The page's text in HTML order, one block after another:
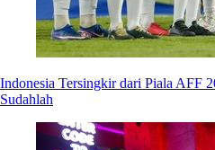
Indonesia Tersingkir dari Piala AFF
Sudahlah